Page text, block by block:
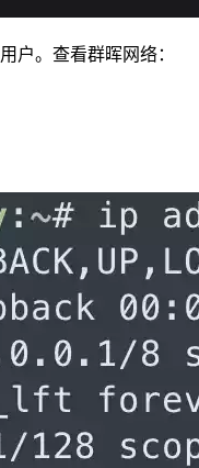
用户。查看群晖网络：